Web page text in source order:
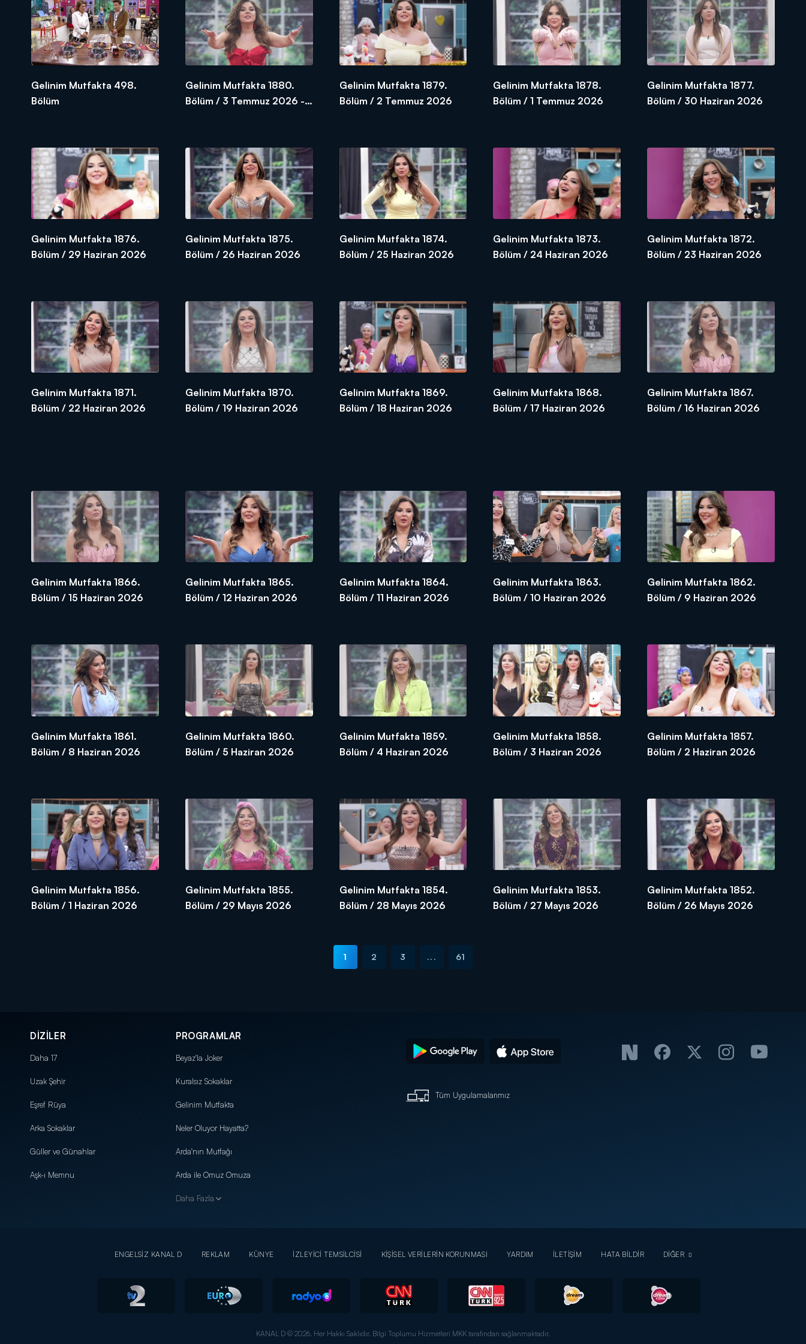
Gelinim Mutfakta 498.
Bölüm
Gelinim Mutfakta 1880.
Bölüm / 3 Temmuz 2026 -
Gelinim Mutfakta 1879.
Bölüm / 2 Temmuz 2026
Gelinim Mutfakta 1878.
Bölüm / 1 Temmuz 2026
Gelinim Mutfakta 1877.
Bölüm / 30 Haziran 2026
Gelinim Mutfakta 1876.
Bölüm / 29 Haziran 2026
Gelinim Mutfakta 1875.
Bölüm / 26 Haziran 2026
Gelinim Mutfakta 1874.
Bölüm / 25 Haziran 2026
Gelinim Mutfakta 1873.
Bölüm / 24 Haziran 2026
Gelinim Mutfakta 1872.
Bölüm / 23 Haziran 2026
Gelinim Mutfakta 1871.
Bölüm / 22 Haziran 2026
Gelinim Mutfakta 1870.
Bölüm / 19 Haziran 2026
Gelinim Mutfakta 1869.
Bölüm / 18 Haziran 2026
Gelinim Mutfakta 1868.
Bölüm / 17 Haziran 2026
Gelinim Mutfakta 1867.
Bölüm / 16 Haziran 2026
Gelinim Mutfakta 1866.
Bölüm / 15 Haziran 2026
Gelinim Mutfakta 1865.
Bölüm / 12 Haziran 2026
Gelinim Mutfakta 1864.
Bölüm / 11 Haziran 2026
Gelinim Mutfakta 1863.
Bölüm / 10 Haziran 2026
Gelinim Mutfakta 1862.
Bölüm / 9 Haziran 2026
Gelinim Mutfakta 1861.
Bölüm / 8 Haziran 2026
Gelinim Mutfakta 1860.
Bölüm / 5 Haziran 2026
Gelinim Mutfakta 1859.
Bölüm / 4 Haziran 2026
Gelinim Mutfakta 1858.
Bölüm / 3 Haziran 2026
Gelinim Mutfakta 1857.
Bölüm / 2 Haziran 2026
Gelinim Mutfakta 1856.
Bölüm / 1 Haziran 2026
Gelinim Mutfakta 1855.
Bölüm / 29 Mayıs 2026
Gelinim Mutfakta 1854.
Bölüm / 28 Mayıs 2026
Gelinim Mutfakta 1853.
Bölüm / 27 Mayıs 2026
Gelinim Mutfakta 1852.
Bölüm / 26 Mayıs 2026
1 2 3 ... 61
DİZİLER
Daha 17
Uzak Şehir
Eşref Rüya
Arka Sokaklar
Güller ve Günahlar
Aşk-ı Memnu
PROGRAMLAR
Beyaz'la Joker
Kuralsız Sokaklar
Gelinim Mutfakta
Neler Oluyor Hayatta?
Arda'nın Mutfağı
Arda ile Omuz Omuza
Daha Fazla
Tüm Uygulamalarımız
ENGELSİZ KANAL D REKLAM KÜNYE İZLEYİCİ TEMSİLCİSİ KİŞİSEL VERİLERİN KORUNMASI YARDIM İLETİŞİM HATA BİLDİR DİĞER
KANAL D © 2026. Her Hakkı Saklıdır. Bilgi Toplumu Hizmetleri MKK tarafından sağlanmaktadır.